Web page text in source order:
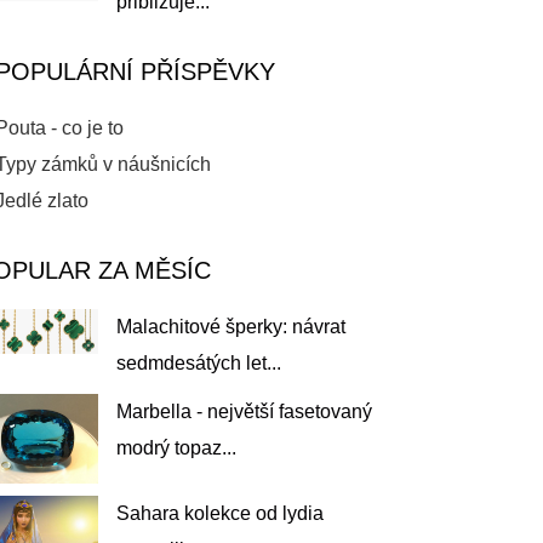
PŘÍSPĚVKY
- co je to
zámků v náušnicích
zlato
ZA MĚSÍC
Malachitové šperky: návrat
sedmdesátých let...
Marbella - největší fasetovaný
modrý topaz...
Sahara kolekce od lydia